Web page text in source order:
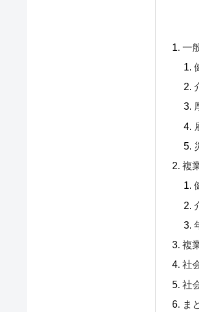
一
複
複
社
社
ま